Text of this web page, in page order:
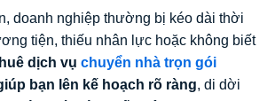
doanh nghiệp thường bị kéo dài thời
tiện, thiếu nhân lực hoặc không biết
dịch vụ chuyển nhà trọn gói
bạn lên kế hoạch rõ ràng, di dời